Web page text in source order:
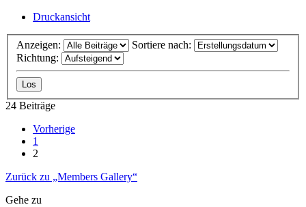
Druckansicht
Anzeigen:
Sortiere nach:
Richtung:
24 Beiträge
Vorherige
1
2
Zurück zu „Members Gallery“
Gehe zu